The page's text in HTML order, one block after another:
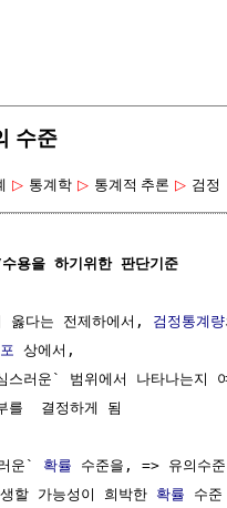
수준
▷ 통계학 ▷ 통계적 추론 ▷ 검정
용을 하기위한 판단기준
옳다는 전제하에서, 검정통계량
상에서,
스러운` 범위에서 나타나는지
를  결정하게 됨
운` 확률 수준을, => 유의
할 가능성이 희박한 확률 수